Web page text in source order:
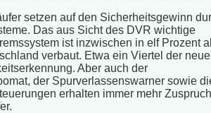
setzen auf den Sicherheitsgewinn
Das aus Sicht des DVR wichtige
ist inzwischen in elf Prozent
verbaut. Etwa ein Viertel der
Aber auch der
der Spurverlassenswarner sowie
erhalten immer mehr